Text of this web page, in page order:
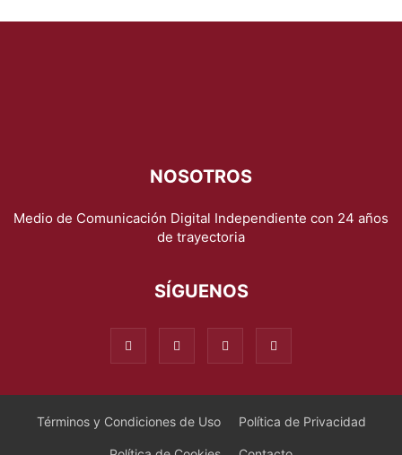
NOSOTROS
Medio de Comunicación Digital Independiente con 24 años
de trayectoria
SÍGUENOS
Términos y Condiciones de Uso Política de Privacidad